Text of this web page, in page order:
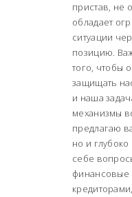
пристав, не
обладает
ситуации
позицию.
того, чтобы
защищать
и наша
механизмы
предлагаю
но и
себе
финансовые